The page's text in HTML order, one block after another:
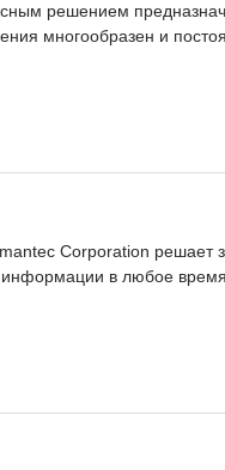
решением
многообразен и
Corporation решает
в любое